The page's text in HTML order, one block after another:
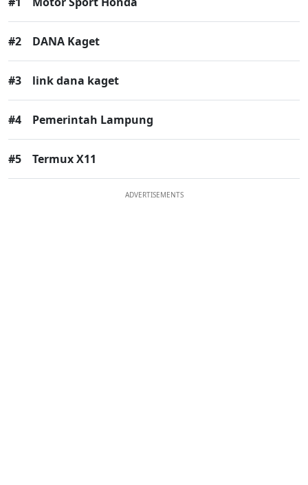
#2 DANA Kaget
#3 link dana kaget
#4 Pemerintah Lampung
#5 Termux X11
ADVERTISEMENTS